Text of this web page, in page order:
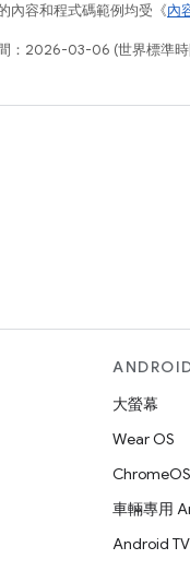
內容和程式碼範例均受《內
：2026-03-06 (世界標準時
大螢幕
Wear OS
車輛專用
Android TV